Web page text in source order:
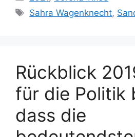
Schlagwörter
Sahra Wagenknecht,
Rückblick
für die Politik
dass die